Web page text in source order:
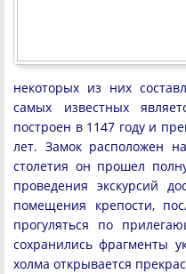
некоторых из них
самых известных
построен в 1147 году и
лет. Замок расположен
столетия он прошел
проведения экскурсий
помещения крепости,
прогуляться по
сохранились фрагменты
холма открывается